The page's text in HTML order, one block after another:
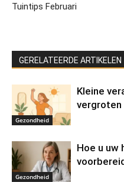
Tuintips Februari
GERELATEERDE ARTIKELEN
Gezondheid
Kleine
vergroten
Gezondheid
Hoe u uw